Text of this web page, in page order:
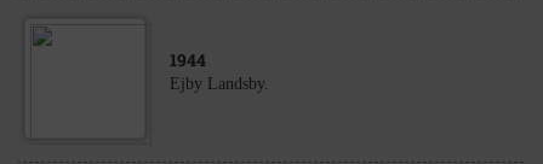
1944
Ejby Landsby.